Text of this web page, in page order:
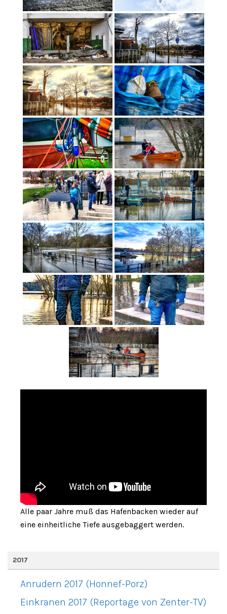
Alle paar Jahre muß das Hafenbacken wieder auf
eine einheitliche Tiefe ausgebaggert werden.
2017
Anrudern 2017 (Honnef-Porz)
Einkranen 2017 (Reportage von Zenter-TV)